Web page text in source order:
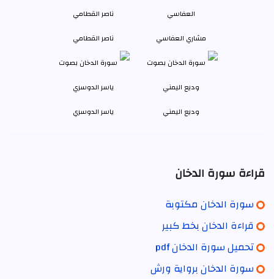
مشاري العفاسي ناصر القطامي
وديع اليمني ياسر الدوسري
قراءة سورة الدخان
سورة الدخان مكتوبة
قراءة الدخان بخط كبير
تحميل سورة الدخان pdf
سورة الدخان برواية ورش